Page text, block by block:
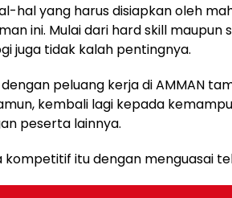
hal yang harus disiapkan oleh
ini. Mulai dari hard skill maupun
juga tidak kalah pentingnya.
peluang kerja di AMMAN
kembali lagi kepada
peserta lainnya.
kompetitif itu dengan menguasai